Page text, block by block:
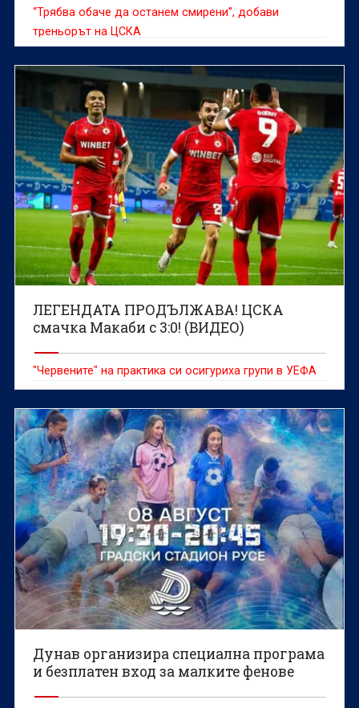
“Трябва обаче да останем смирени”, добави
треньорът на ЦСКА
ЛЕГЕНДАТА ПРОДЪЛЖАВА! ЦСКА
смачка Макаби с 3:0! (ВИДЕО)
"Червените" на практика си осигуриха групи в УЕФА
Дунав организира специална програма
и безплатен вход за малките фенове